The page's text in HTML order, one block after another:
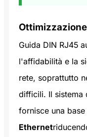
Guida DIN RJ45
l'affidabilità e la
rete, soprattutto
difficili. Il sistema
fornisce una
Ethernet